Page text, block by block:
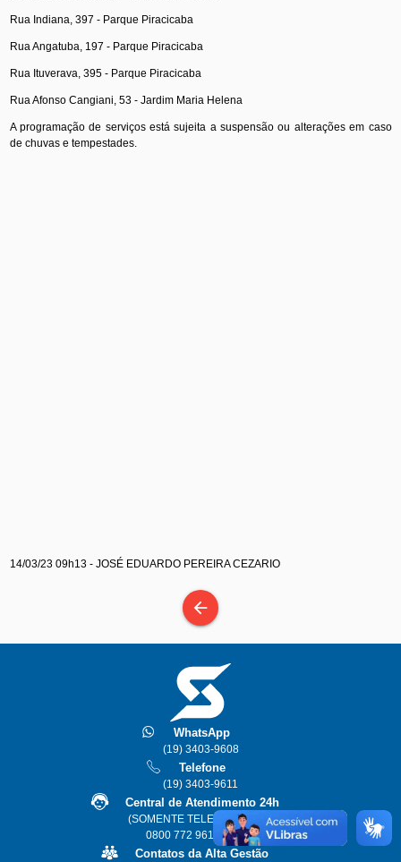
Rua Indiana, 397 - Parque Piracicaba
Rua Angatuba, 197 - Parque Piracicaba
Rua Ituverava, 395 - Parque Piracicaba
Rua Afonso Cangiani, 53 - Jardim Maria Helena
A programação de serviços está sujeita a suspensão ou alterações em caso
de chuvas e tempestades.
14/03/23 09h13 - JOSÉ EDUARDO PEREIRA CEZARIO
arrow_back
WhatsApp
(19) 3403-9608
Telefone
(19) 3403-9611
Central de Atendimento 24h
(SOMENTE TELEFONE FIXO)
0800 772 9611 ou 115
Contatos da Alta Gestão